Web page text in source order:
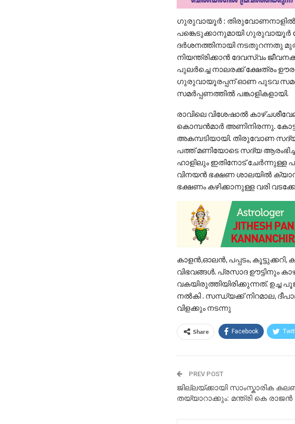
ഗുരുവായൂർ :
പങ്കെടുക്കാനുമായി ഗുരുവായൂര്‍
ദര്‍ശനത്തിനായി നടതുറന്നതു
നിയന്ത്രിക്കാന്‍ ദേവസ്വം
പുലര്‍ച്ചെ നാലരക്ക് ക്ഷേത്രം
ഗുരുവായൂരപ്പന് ഓണ പുടവ
സമര്‍പ്പണത്തില്‍ പങ്കാളികളായി.
രാവിലെ വിശേഷാല്‍
കൊമ്പന്‍മാര്‍ അണിനിരന്നു.
അകമ്പടിയായി. തിരുവോണ
പത്ത് മണിയോടെ സദ്യ
ഹാളിലും ഇതിനോട് ചേര്‍ന്നുള്ള
വിനയൻ ഭക്ഷണ ശാലയിൽ
ഭക്ഷണം കഴിക്കാനുള്ള വരി
കാളന്‍,ഓലന്‍, പപ്പടം, കൂട്ടുക്കറി,
വിഭവങ്ങള്‍. പ്രസാദ ഊട്ടിനും
വകയിരുത്തിയിരിക്കുന്നത്.
നൽകി . സന്ധ്യക്ക് നിറമാല,
വിളക്കും നടന്നു
Share Facebook
PREV POST
ജില്ലയ്ക്കായി സാംസ്കാരിക
തയ്യാറാക്കും: മന്ത്രി കെ രാജൻ